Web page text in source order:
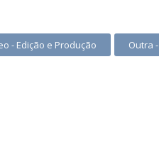
- Edição e Produção Outra